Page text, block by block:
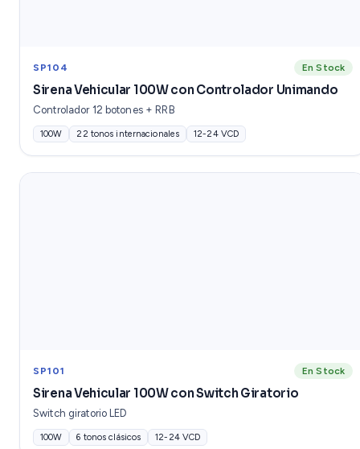
SP104 En Stock
Sirena Vehicular 100W con Controlador Unimando
Controlador 12 botones + RRB
100W 22 tonos internacionales 12-24 VCD
SP101 En Stock
Sirena Vehicular 100W con Switch Giratorio
Switch giratorio LED
100W 6 tonos clásicos 12-24 VCD